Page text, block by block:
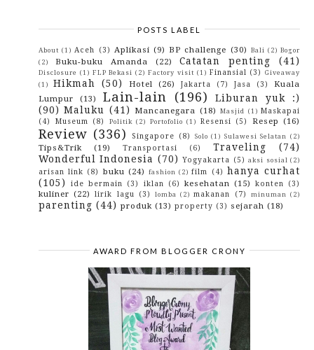
"Take me Out:" BIro jodoh kapitalis..
TANDA-TANDA KIAMAT DI DALAM HADIS-HADIS
NABI MUHAM...
Hadist tentang persoalan pribadi...
Mahallul Qiyam
Ayah..
Maulid Nabi
ga boleh menikah dengan Akhwat Non Tarbiyah?
Anugrah ilahi tentang Cinta dan kehidupan
Rahmat Allah
32 Rahasia Israel yg tidak dipublikasikan..
setelah melakukan dosa, segeralah melakukan
kebaikan
Fakta-fakta dunia..
10 Ramalan Tentang Kiamat yang Ternyata Tidak
Journey To Banda Aceh Part 2 ^^,
Journey To Banda Aceh Part 1 ^^,
Yang membuat kami sakti
(1)
(43)
POSTS LABEL
About (1) Aceh (3) Aplikasi (9) BP challenge (30) Bali (2) Bogor
(2)
Buku-buku Amanda (22) Catatan penting (41)
Disclosure (1) FLP Bekasi (2) Factory visit (1) Finansial (3)
Giveaway
(1)
Hikmah (50) Hotel (26) Jakarta (7) Jasa (3)
Kuala
Lumpur
(13) Lain-lain (196)
Liburan yuk :)
(90) Maluku (41) Mancanegara (18) Masjid (1) Maskapai
(4)
Museum (8) Politik (2) Portofolio (1) Resensi (5) Resep (16)
Review (336) Singapore (8) Solo (1) Sulawesi Selatan (2)
Tips&Trik (19) Transportasi (6) Traveling
(74)
Wonderful Indonesia (70) Yogyakarta (5) aksi sosial (2)
arisan link (8) buku (24) fashion (2) film (4) hanya curhat
(105)
ide bermain (3) iklan (6) kesehatan (15) konten (3)
kuliner (22) lirik lagu (3) lomba (2) makanan (7) minuman (2)
parenting (44) produk (13) property (3) sejarah (18)
AWARD FROM BLOGGER CRONY